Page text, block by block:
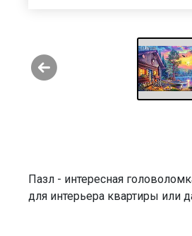
Пазл - интересная
для интерьера квартиры или